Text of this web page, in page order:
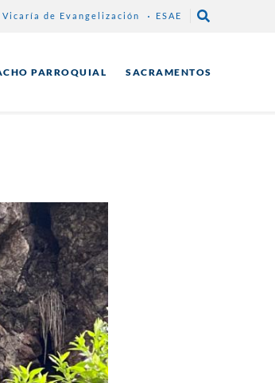
Vicaría de Evangelización ESAE
PARROQUIAL SACRAMENTOS